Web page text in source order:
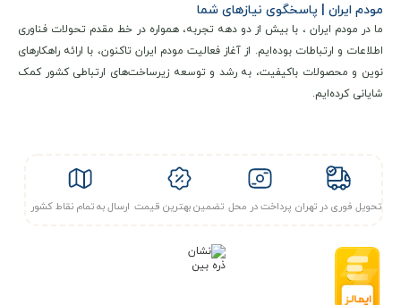
مودم ایران | پاسخگوی نیازهای شما
ما در مودم ایران ، با بیش از دو دهه تجربه، همواره در خط مقدم تحولات فناوری
اطلاعات و ارتباطات بوده‌ایم. از آغاز فعالیت مودم ایران تاکنون، با ارائه راهکارهای
نوین و محصولات باکیفیت، به رشد و توسعه زیرساخت‌های ارتباطی کشور کمک
شایانی کرده‌ایم.
تحویل فوری در تهران پرداخت در محل تضمین بهترین قیمت ارسال به تمام نقاط کشور